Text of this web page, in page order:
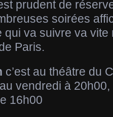
prudent de
soirées
qui va suivre va vite
Paris.
c’est au théâtre du
vendredi à
16h00